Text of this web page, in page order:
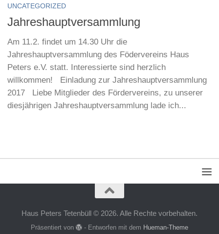
UNCATEGORIZED
Jahreshauptversammlung
Am 11.2. findet um 14.30 Uhr die
Jahreshauptversammlung des Födervereins Haus
Peters e.V. statt. Interessierte sind herzlich
willkommen! Einladung zur Jahreshauptversammlung
2017 Liebe Mitglieder des Fördervereins, zu unserer
diesjährigen Jahreshauptversammlung lade ich...
Haus Peters Tetenbüll © 2026. Alle Rechte vorbehalten.
Präsentiert von - Entworfen mit dem Hueman-Theme